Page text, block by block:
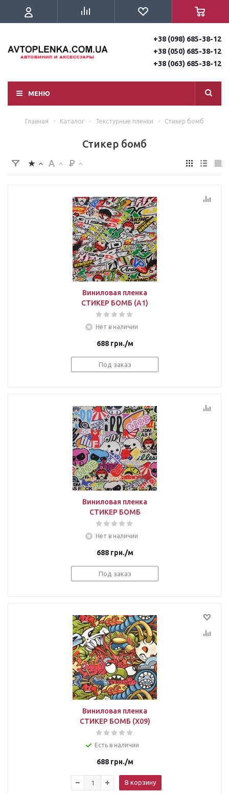
+38 (098) 685-38-12
+38 (050) 685-38-12
+38 (063) 685-38-12
МЕНЮ
Главная - Каталог - Текстурные пленки - Стикер бомб
Стикер бомб
Виниловая пленка
СТИКЕР БОМБ (A1)
Нет в наличии
688грн./м
Под заказ
Виниловая пленка
СТИКЕР БОМБ
Нет в наличии
688грн./м
Под заказ
Виниловая пленка
СТИКЕР БОМБ (X09)
Есть в наличии
688грн./м
В корзину